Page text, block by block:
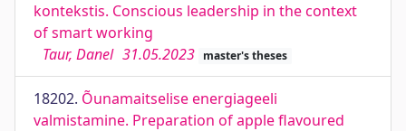
kontekstis. Conscious leadership in the context
of smart working
Taur, Danel 31.05.2023 master's theses
18202. Õunamaitselise energiageeli
valmistamine. Preparation of apple flavoured